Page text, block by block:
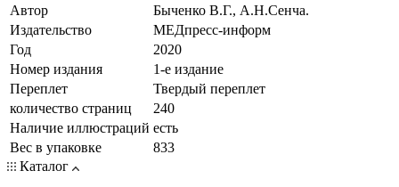
Автор
Быченко В.Г., А.Н.Сенча.
Издательство
МЕДпресс-информ
Год
2020
Номер издания
1-е издание
Переплет
Твердый переплет
количество страниц
240
Наличие иллюстраций есть
Вес в упаковке
833
Каталог